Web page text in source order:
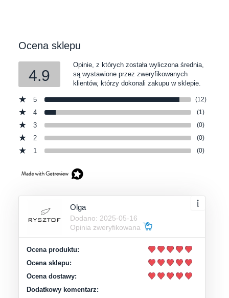
Ocena sklepu
4.9
Opinie, z których została wyliczona średnia,
są wystawione przez zweryfikowanych
klientów, którzy dokonali zakupu w sklepie.
5 (12)
4 (1)
3 (0)
2 (0)
1 (0)
Olga
Dodano: 2025-05-16
Opinia zweryfikowana
Ocena produktu:
Ocena sklepu:
Ocena dostawy:
Dodatkowy komentarz: